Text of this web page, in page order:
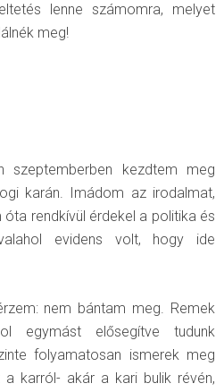
lenne számomra, melyet
meg!
kezdtem meg
karán. Imádom az irodalmat,
rendkívül érdekel a politika és
evidens volt, hogy ide
nem bántam meg. Remek
egymást elősegítve tudunk
folyamatosan ismerek meg
a karról- akár a kari bulik révén,